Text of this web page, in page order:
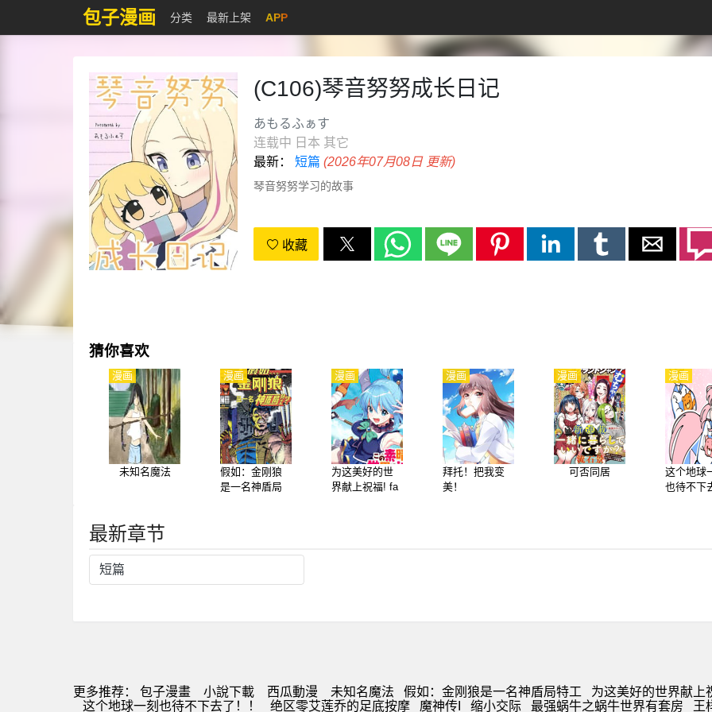
包子漫画 分类 最新上架 APP
(C106)琴音努努成长日记
あもるふぁす
连载中 日本 其它
最新： 短篇 (2026年07月08日 更新)
琴音努努学习的故事
收藏
猜你喜欢
未知名魔法
漫画
假如：金刚狼
是一名神盾局
漫画
为这美好的世
界献上祝福! fa
漫画
拜托！把我变
美！
漫画
可否同居
漫画
这个地球
也待不下
漫画
最新章节
短篇
更多推荐： 包子漫畫 小說下載 西瓜動漫 未知名魔法 假如：金刚狼是一名神盾局特工
为这美好的世界献上
这个地球一刻也待不下去了！！
绝区零艾莲乔的足底按摩 魔神传I 缩小交际 最强蜗牛之蜗牛世界有套房 王